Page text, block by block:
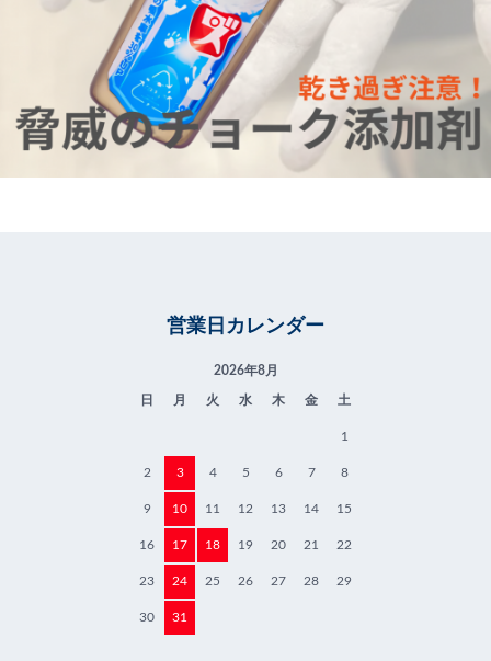
営業日カレンダー
2026年8月
日 月 火 水 木 金 土
1
2 3 4 5 6 7 8
9 10 11 12 13 14 15
16 17 18 19 20 21 22
23 24 25 26 27 28 29
30 31